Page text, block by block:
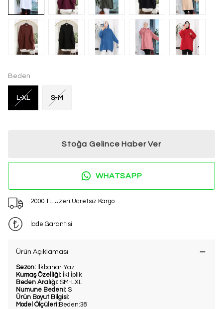
Beden
L-XL S-M
Stoğa Gelince Haber Ver
WHATSAPP
2000 TL Üzeri Ücretsiz Kargo
İade Garantisi
Ürün Açıklaması
Sezon: İlkbahar-Yaz
Kumaş Özelliği: İki İplik
Beden Aralığı: SM-LXL
Numune Bedeni: S
Ürün Boyut Bilgisi:
Model Ölçüleri:Beden:38